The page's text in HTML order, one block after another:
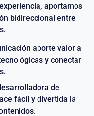
aportamos
bidireccional entre
aporte valor a
y conectar
de
fácil y divertida la